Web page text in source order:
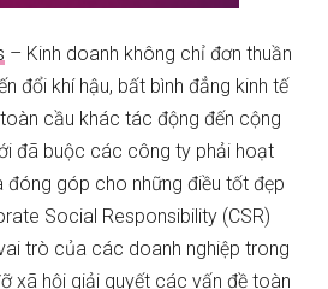
– Kinh doanh không chỉ đơn thuần
đổi khí hậu, bất bình đẳng kinh tế
cầu khác tác động đến cộng
đã buộc các công ty phải hoạt
góp cho những điều tốt đẹp
Social Responsibility (CSR)
trò của các doanh nghiệp trong
xã hội giải quyết các vấn đề toàn